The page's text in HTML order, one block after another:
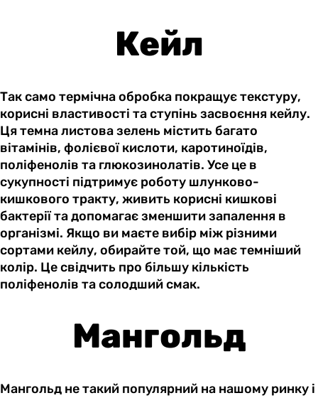
Кейл
Так само термічна обробка покращує текстуру,
корисні властивості та ступінь засвоєння кейлу.
Ця темна листова зелень містить багато
вітамінів, фолієвої кислоти, каротиноїдів,
поліфенолів та глюкозинолатів. Усе це в
сукупності підтримує роботу шлунково-
кишкового тракту, живить корисні кишкові
бактерії та допомагає зменшити запалення в
організмі. Якщо ви маєте вибір між різними
сортами кейлу, обирайте той, що має темніший
колір. Це свідчить про більшу кількість
поліфенолів та солодший смак.
Мангольд
Мангольд не такий популярний на нашому ринку і